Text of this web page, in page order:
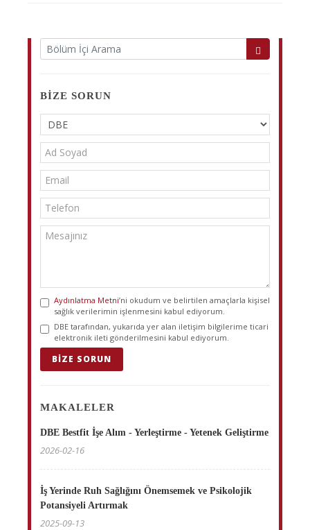
BIZE SORUN
Aydınlatma Metni’ni okudum ve belirtilen amaçlarla kişisel
sağlık verilerimin işlenmesini kabul ediyorum.
DBE tarafından, yukarıda yer alan iletişim bilgilerime ticari
elektronik ileti gönderilmesini kabul ediyorum.
BIZE SORUN
MAKALELER
DBE Bestfit İşe Alım - Yerleştirme - Yetenek Geliştirme
2026-02-16
İş Yerinde Ruh Sağlığını Önemsemek ve Psikolojik
Potansiyeli Artırmak
2025-09-13